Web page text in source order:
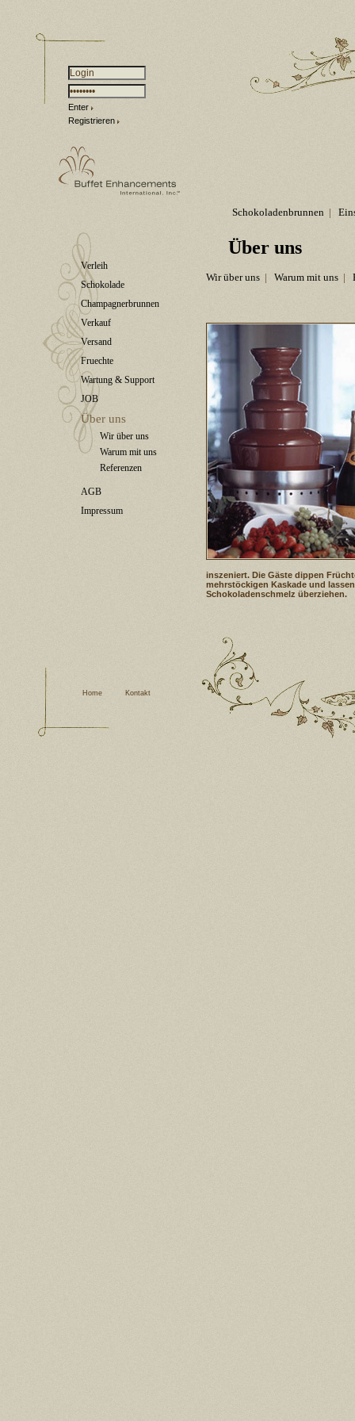
Enter
Registrieren
Verleih
Schokolade
Champagnerbrunnen
Verkauf
Versand
Fruechte
Wartung & Support
JOB
Über uns
Wir über uns
Warum mit uns
Referenzen
AGB
Impressum
Schokoladenbrunnen |
Über uns
Wir über uns | Warum mit uns |
inszeniert. Die Gäste dippen
mehrstöckigen Kaskade und
Schokoladenschmelz überziehen.
Home Kontakt